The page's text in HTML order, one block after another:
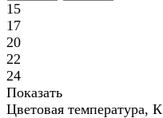
15
17
20
22
24
Показать
Цветовая температура, К